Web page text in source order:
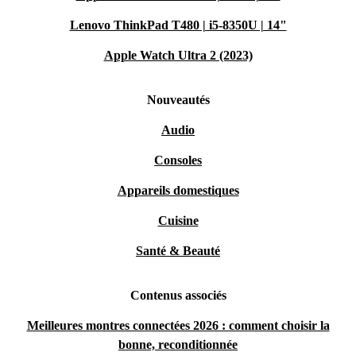
Lenovo ThinkPad T480 | i5-8350U | 14"
Apple Watch Ultra 2 (2023)
Nouveautés
Audio
Consoles
Appareils domestiques
Cuisine
Santé & Beauté
Contenus associés
Meilleures montres connectées 2026 : comment choisir la
bonne, reconditionnée